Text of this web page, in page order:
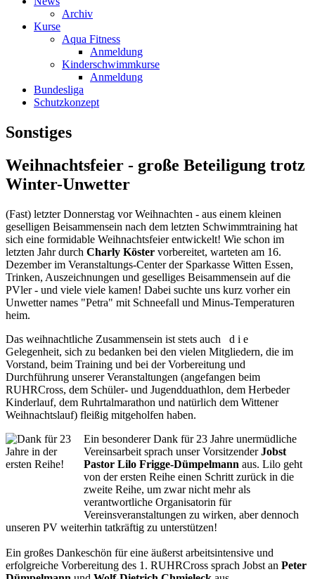
Archiv
Kurse
Aqua Fitness
Anmeldung
Kinderschwimmkurse
Anmeldung
Bundesliga
Schutzkonzept
Sonstiges
Weihnachtsfeier - große Beteiligung trotz
Winter-Unwetter
(Fast) letzter Donnerstag vor Weihnachten - aus einem kleinen
geselligen Beisammensein nach dem letzten Schwimmtraining hat
sich eine formidable Weihnachtsfeier entwickelt! Wie schon im
letzten Jahr durch Charly Köster vorbereitet, warteten am 16.
Dezember im Veranstaltungs-Center der Sparkasse Witten Essen,
Trinken, Auszeichnungen und geselliges Beisammensein auf die
PVler - und viele viele kamen! Dabei suchte uns kurz vorher ein
Unwetter names "Petra" mit Schneefall und Minus-Temperaturen
heim.
Das weihnachtliche Zusammensein ist stets auch d i e
Gelegenheit, sich zu bedanken bei den vielen Mitgliedern, die im
Vorstand, beim Training und bei der Vorbereitung und
Durchführung unserer Veranstaltungen (angefangen beim
RUHRCross, dem Schüler- und Jugendduathlon, dem Herbeder
Kinderlauf, dem Ruhrtalmarathon und natürlich dem Wittener
Weihnachtslauf) fleißig mitgeholfen haben.
Ein besonderer Dank für 23 Jahre unermüdliche
Vereinsarbeit sprach unser VorsitzenderJobst
Pastor Lilo Frigge-Dümpelmann aus. Lilo geht
von der ersten Reihe einen Schritt zurück in die
zweite Reihe, um zwar nicht mehr als
verantwortliche Organisatorin für
Vereinsveranstaltungen zu wirken, aber dennoch
unseren PV weiterhin tatkräftig zu unterstützen!
Ein großes Dankeschön für eine äußerst arbeitsintensive und
erfolgreiche Vorbereitung des 1. RUHRCross sprach Jobst an Peter